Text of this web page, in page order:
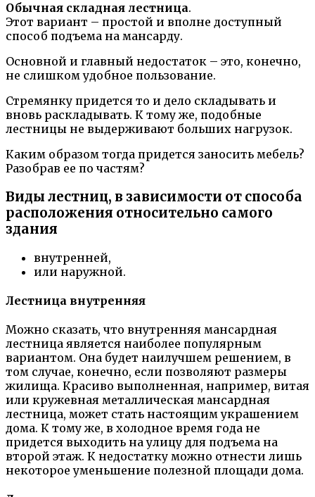
Обычная складная лестница.
Этот вариант – простой и вполне доступный
способ подъема на мансарду.
Основной и главный недостаток – это, конечно,
не слишком удобное пользование.
Стремянку придется то и дело складывать и
вновь раскладывать. К тому же, подобные
лестницы не выдерживают больших нагрузок.
Каким образом тогда придется заносить мебель?
Разобрав ее по частям?
Виды лестниц, в зависимости от способа
расположения относительно самого
здания
внутренней,
или наружной.
Лестница внутренняя
Можно сказать, что внутренняя мансардная
лестница является наиболее популярным
вариантом. Она будет наилучшем решением, в
том случае, конечно, если позволяют размеры
жилища. Красиво выполненная, например, витая
или кружевная металлическая мансардная
лестница, может стать настоящим украшением
дома. К тому же, в холодное время года не
придется выходить на улицу для подъема на
второй этаж. К недостатку можно отнести лишь
некоторое уменьшение полезной площади дома.